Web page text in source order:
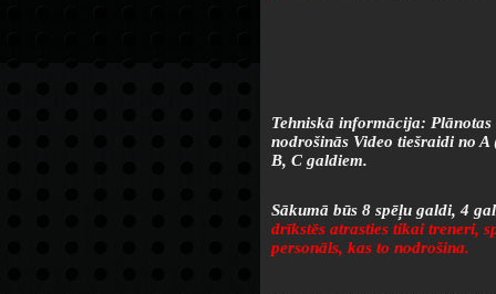
Tehniskā informācija:
nodrošinās Video tiešraidi no
B, C galdiem.
Sākumā būs 8 spēļu galdi, 4
drīkstēs atrasties tikai treneri,
personāls, kas to nodrošina.